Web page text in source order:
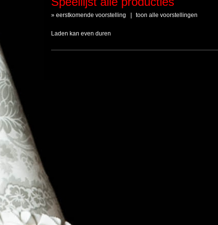
» eerstkomende voorstelling toon alle voorstellingen
Laden kan even duren